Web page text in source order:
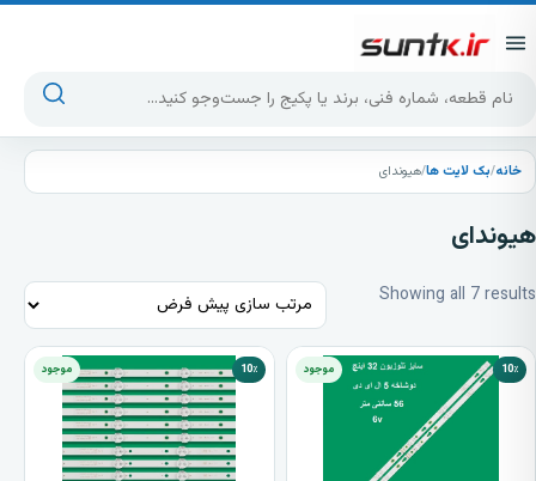
جست‌وجوی محصولات
خانه/بک لایت ها/هیوندای
هیوندای
Showing all 7 results
10٪ موجود 10٪ موجود